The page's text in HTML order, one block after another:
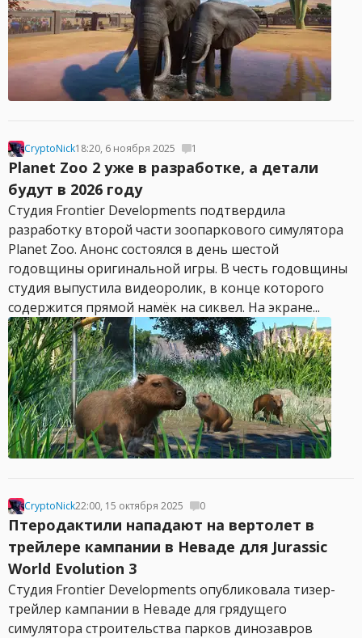
CryptoNick18:20, 6 ноября 2025 1
Planet Zoo 2 уже в разработке, а детали
будут в 2026 году
Студия Frontier Developments подтвердила
разработку второй части зоопаркового симулятора
Planet Zoo. Анонс состоялся в день шестой
годовщины оригинальной игры. В честь годовщины
студия выпустила видеоролик, в конце которого
содержится прямой намёк на сиквел. На экране...
CryptoNick22:00, 15 октября 2025 0
Птеродактили нападают на вертолет в
трейлере кампании в Неваде для Jurassic
World Evolution 3
Студия Frontier Developments опубликовала тизер-
трейлер кампании в Неваде для грядущего
симулятора строительства парков динозавров